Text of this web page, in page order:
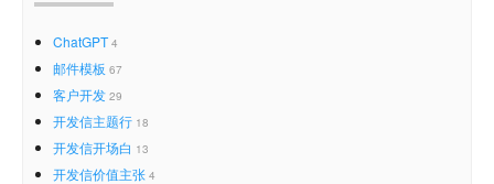
ChatGPT 4
邮件模板 67
客户开发 29
开发信主题行 18
开发信开场白 13
开发信价值主张 4